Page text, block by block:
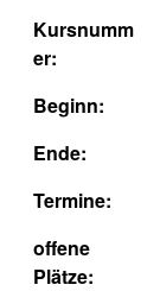
Kursnumm
er:
Beginn:
Ende:
Termine:
offene
Plätze: